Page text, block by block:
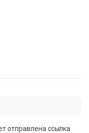
отправлена ссылка